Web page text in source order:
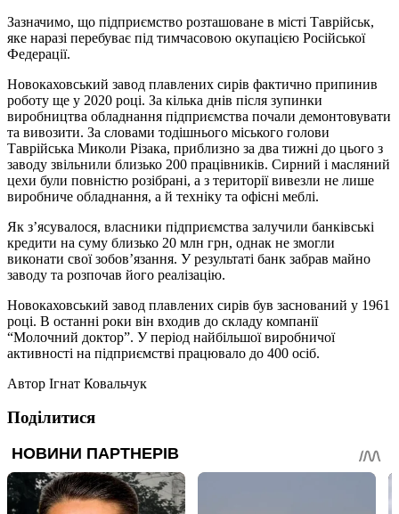
Зазначимо, що підприємство розташоване в місті Таврійськ,
яке наразі перебуває під тимчасовою окупацією Російської
Федерації.
Новокаховський завод плавлених сирів фактично припинив
роботу ще у 2020 році. За кілька днів після зупинки
виробництва обладнання підприємства почали демонтовувати
та вивозити. За словами тодішнього міського голови
Таврійська Миколи Різака, приблизно за два тижні до цього з
заводу звільнили близько 200 працівників. Сирний і масляний
цехи були повністю розібрані, а з території вивезли не лише
виробниче обладнання, а й техніку та офісні меблі.
Як з’ясувалося, власники підприємства залучили банківські
кредити на суму близько 20 млн грн, однак не змогли
виконати свої зобов’язання. У результаті банк забрав майно
заводу та розпочав його реалізацію.
Новокаховський завод плавлених сирів був заснований у 1961
році. В останні роки він входив до складу компанії
“Молочний доктор”. У період найбільшої виробничої
активності на підприємстві працювало до 400 осіб.
Автор Ігнат Ковальчук
Поділитися